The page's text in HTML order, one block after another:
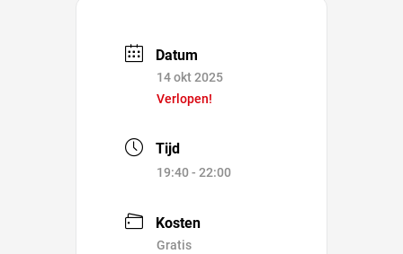
Datum
14 okt 2025
Verlopen!
Tijd
19:40 - 22:00
Kosten
Gratis